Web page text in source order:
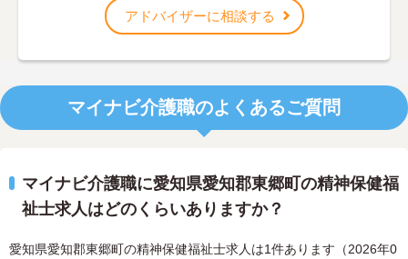
アドバイザーに相談する
マイナビ介護職のよくあるご質問
マイナビ介護職に愛知県愛知郡東郷町の精神保健福
祉士求人はどのくらいありますか？
愛知県愛知郡東郷町の精神保健福祉士求人は1件あります（2026年0